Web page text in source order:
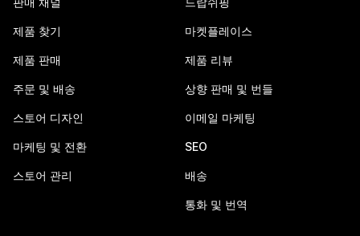
제품 찾기
제품 판매
주문 및 배송
스토어 디자인
마케팅 및 전환
스토어 관리
마켓플레이스
제품 리뷰
상향 판매 및 번들
이메일 마케팅
SEO
배송
통화 및 번역